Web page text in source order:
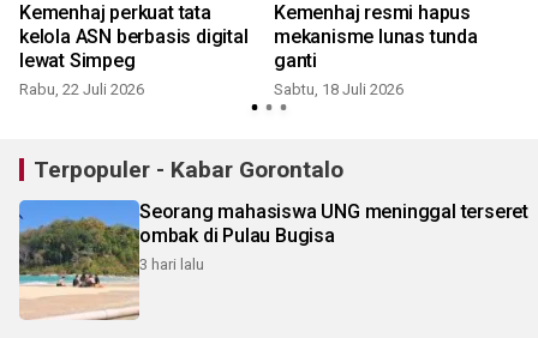
Kemenhaj perkuat tata
kelola ASN berbasis digital
lewat Simpeg
Rabu, 22 Juli 2026
Kemenhaj resmi hapus
mekanisme lunas tunda
ganti
Sabtu, 18 Juli 2026
Terpopuler - Kabar Gorontalo
Seorang mahasiswa UNG meninggal terseret
ombak di Pulau Bugisa
3 hari lalu